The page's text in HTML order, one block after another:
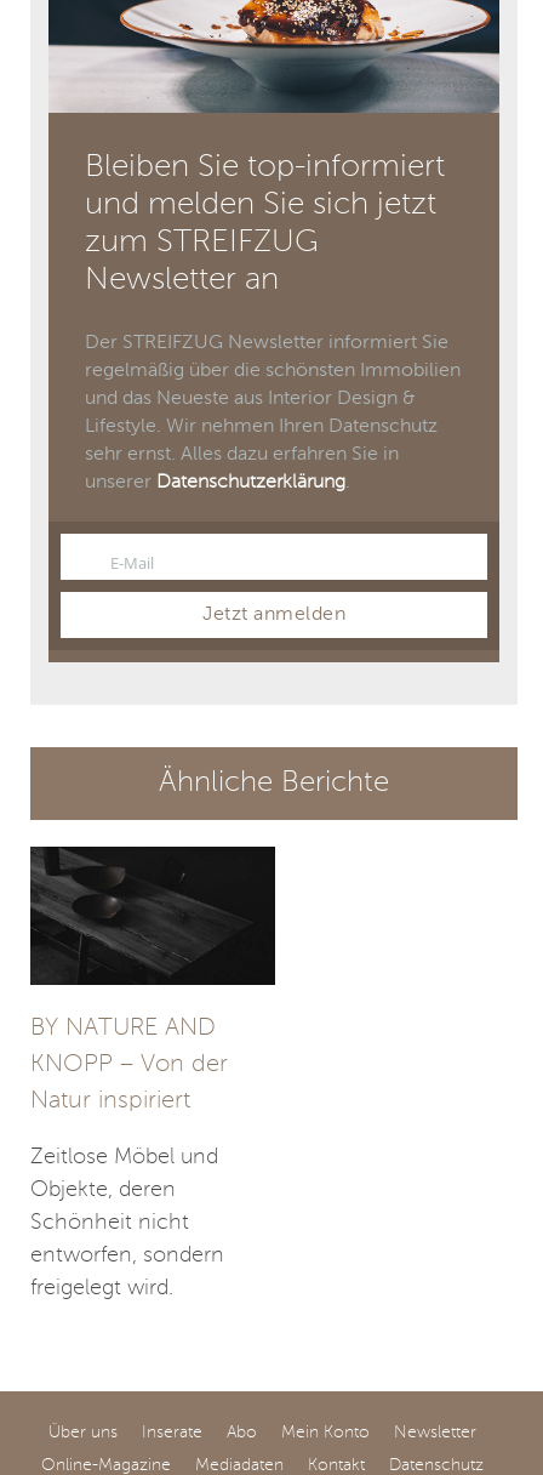
Bleiben Sie top-informiert
und melden Sie sich jetzt
zum STREIFZUG
Newsletter an
Der STREIFZUG Newsletter informiert Sie
regelmäßig über die schönsten Immobilien
und das Neueste aus Interior Design &
Lifestyle. Wir nehmen Ihren Datenschutz
sehr ernst. Alles dazu erfahren Sie in
unserer Datenschutzerklärung.
EmailE-Mail
Jetzt anmelden
Ähnliche Berichte
BY NATURE AND
KNOPP – Von der
Natur inspiriert
Zeitlose Möbel und
Objekte, deren
Schönheit nicht
entworfen, sondern
freigelegt wird.
Über uns Inserate Abo Mein Konto
Newsletter
Online-Magazine
Mediadaten Kontakt Datenschutz